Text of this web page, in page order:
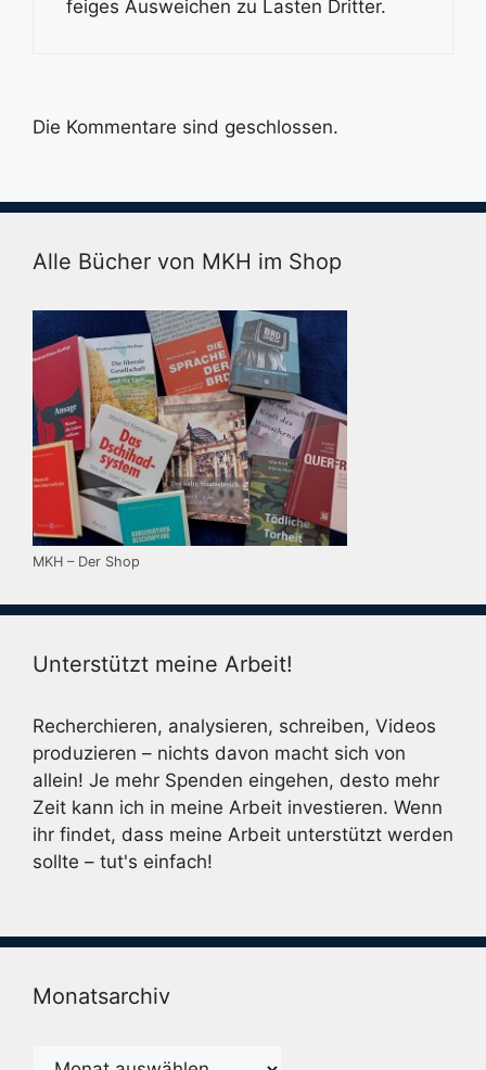
feiges Ausweichen zu Lasten Dritter.
Die Kommentare sind geschlossen.
Alle Bücher von MKH im Shop
MKH – Der Shop
Unterstützt meine Arbeit!
Recherchieren, analysieren, schreiben, Videos
produzieren – nichts davon macht sich von
allein! Je mehr Spenden eingehen, desto mehr
Zeit kann ich in meine Arbeit investieren. Wenn
ihr findet, dass meine Arbeit unterstützt werden
sollte – tut's einfach!
Monatsarchiv
Monatsarchiv